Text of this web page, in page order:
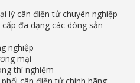
lý cân điện tử chuyên nghiệp
đa dạng các dòng sản
nghiệp
mại
thí nghiệm